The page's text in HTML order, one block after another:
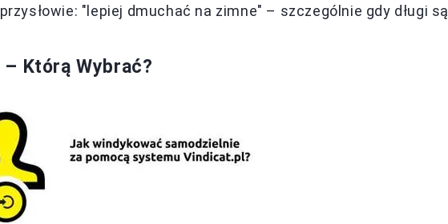
"lepiej dmuchać na zimne" – szczególnie gdy długi są
– Którą Wybrać?